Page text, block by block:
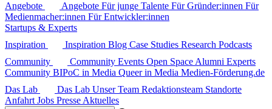
Angebote
Angebote Für junge Talente Für Gründer:innen Für
Medienmacher:innen Für Entwickler:innen
Startups & Experts
Inspiration
Inspiration Blog Case Studies Research Podcasts
Community
Community Events Open Space Alumni Experts
Community BIPoC in Media Queer in Media Medien-Förderung.de
Das Lab
Das Lab Unser Team Redaktionsteam Standorte
Anfahrt Jobs Presse Aktuelles